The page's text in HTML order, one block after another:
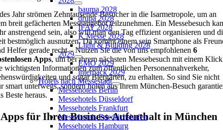
bauma 2028
drupa 2028
IFAT 2028
K Messe 2028
Light & Building 2028
2029
EMO 2029
interpack 2029
Hotels nach Messestadt
Messehotels Berlin
Messehotels Düsseldorf
Messehotels Frankfurt
Messehotels Friedrichshafen
Messehotels Hamburg
Jahr strömen Zehntausende Besucher in die Isarmetropole, um an
breit gefächerten Messeangebot teilzunehmen. Ein Messebesuch
anstrengend sein, also will man den Tag effizient organisieren und
bestmöglich ausnutzen. Da kommt einem sein Smartphone als
Helfer gerade recht – Nutzen Sie die von uns empfohlenen 6
Apps, um bei Ihrem nächsten Messebesuch mit einem Klick
wichtigsten Informationen zum öffentlichen Personennahverkehr,
und sogar Biergärten, zu erhalten. So sind Sie nicht
smart unterwegs, sondern holen aus Ihrem München-Besuch
Beste heraus.
für Ihren Business-Aufenthalt in München